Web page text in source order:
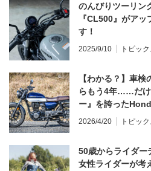
のんびりツーリン
『CL500』がア
す！
2025/9/10 トピック
【わかる？】車
らもう4年……だけ
ー』を誇った
う？
2026/4/20 トピック
50歳からライダー
女性ライダーが考